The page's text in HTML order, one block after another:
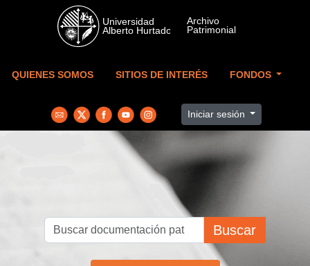
Skip to main content
QUIENES SOMOS SITIOS DE INTERÉS FONDOS
Iniciar sesión
Buscar